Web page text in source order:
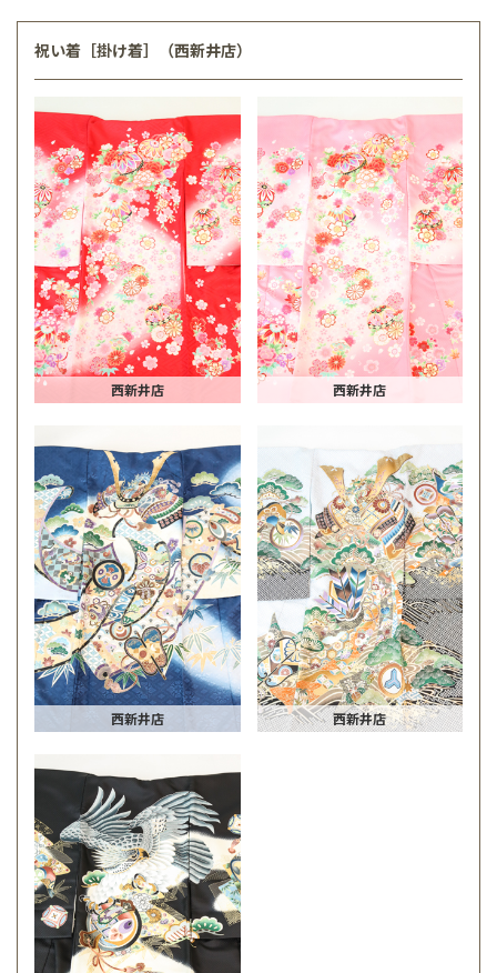
祝い着［掛け着］（西新井店）
西新井店 西新井店
西新井店 西新井店